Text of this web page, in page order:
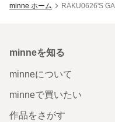
minne ホーム RAKU0626'S
minneを知る
minneについて
minneで買いたい
作品をさがす